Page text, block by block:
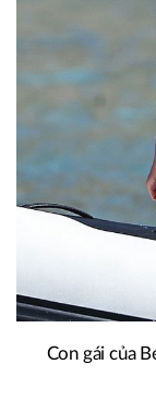
Con gái của